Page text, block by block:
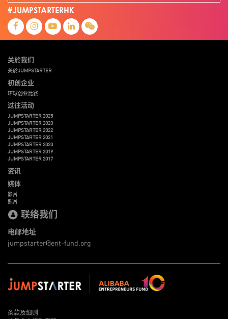
#JUMPSTARTERHK
关於我们
关於JUMPSTARTER
初创企业
环球创业比赛
过往活动
JUMPSTARTER 2025
JUMPSTARTER 2023
JUMPSTARTER 2022
JUMPSTARTER 2021
JUMPSTARTER 2020
JUMPSTARTER 2019
JUMPSTARTER 2017
资讯
媒体
影片
照片
联络我们
电邮地址
jumpstarter@ent-fund.org
条款及细则